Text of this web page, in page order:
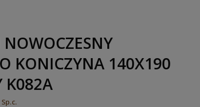
KONICZYNA 140X190
K082A